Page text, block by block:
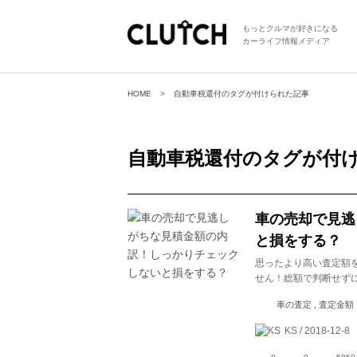
もっとクルマが好きになる
カーライフ情報メディア
HOME 自動車税還付のタグが付けられた記事
自動車税還付のタグが付
車の売却で見
と損をする？
思ったより高い査定額
せん！総額で判断せず
車の査定 , 査定金額
KS / 2018-12-8